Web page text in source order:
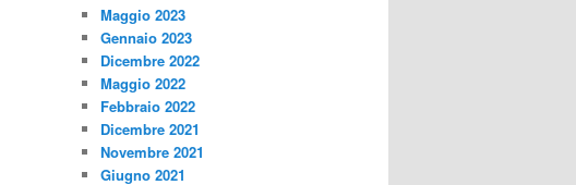
Maggio 2023
Gennaio 2023
Dicembre 2022
Maggio 2022
Febbraio 2022
Dicembre 2021
Novembre 2021
Giugno 2021